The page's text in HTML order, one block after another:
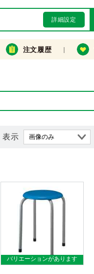
詳細設定
注文履歴
表示
バリエーションがあります